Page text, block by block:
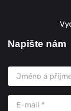
Napište nám